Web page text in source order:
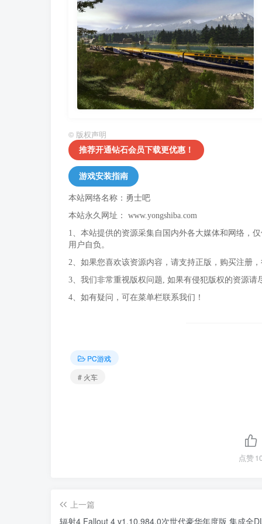
© 版权声明
推荐开通钻石会员下载更优惠！
游戏安装指南
本站网络名称：勇士吧
本站永久网址： www.yongshiba.com
1、本站提供的资源采集自国内外各大媒体和网络，
用户自负。
2、如果您喜欢该资源内容，请支持正版，购买注册
3、我们非常重视版权问题, 如果有侵犯版权的资源
4、如有疑问，可在菜单栏联系我们！
PC游戏
# 火车
点赞
上一篇
辐射4 Fallout 4 v1.10.984.0次世代豪华年度版 集成全